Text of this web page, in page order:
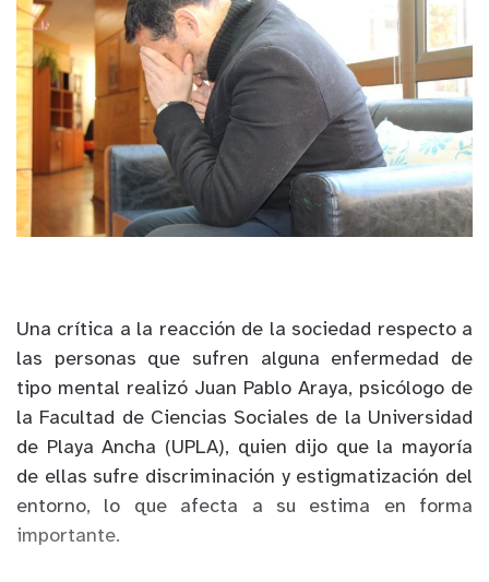
Una crítica a la reacción de la sociedad respecto a
las personas que sufren alguna enfermedad de
tipo mental realizó Juan Pablo Araya, psicólogo de
la Facultad de Ciencias Sociales de la Universidad
de Playa Ancha (UPLA), quien dijo que la mayoría
de ellas sufre discriminación y estigmatización del
entorno, lo que afecta a su estima en forma
importante.